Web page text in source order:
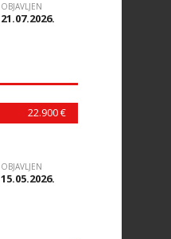
OBJAVLJEN
21.07.2026.
22.900 €
OBJAVLJEN
15.05.2026.